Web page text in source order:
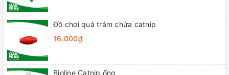
Đồ chơi quả trám chứa catnip
16.000₫
Bioline Catnip ống